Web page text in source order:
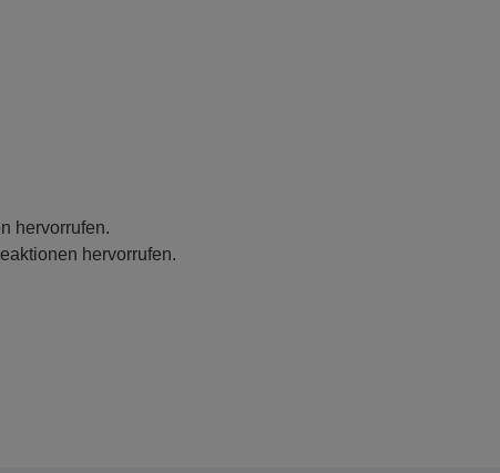
hervorrufen.
hervorrufen.